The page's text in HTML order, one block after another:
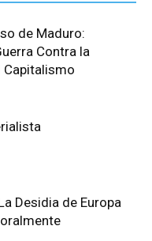
de Maduro:
Contra la
Capitalismo
Desidia de Europa